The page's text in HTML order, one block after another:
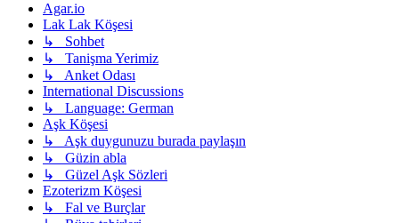
Agar.io
Lak Lak Köşesi
↳ Sohbet
↳ Tanişma Yerimiz
↳ Anket Odası
International Discussions
↳ Language: German
Aşk Köşesi
↳ Aşk duygunuzu burada paylaşın
↳ Güzin abla
↳ Güzel Aşk Sözleri
Ezoterizm Köşesi
↳ Fal ve Burçlar